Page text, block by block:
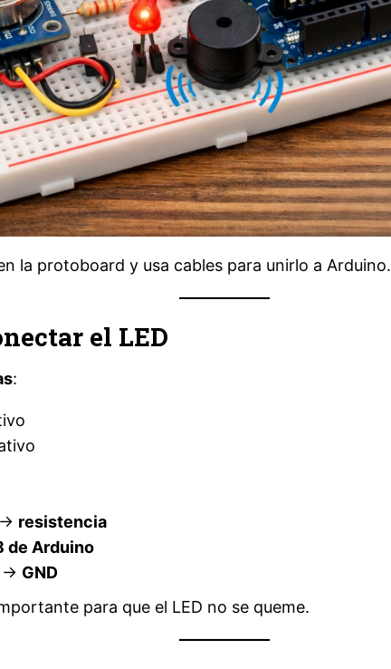
la protoboard y usa cables para unirlo a Arduino.
el LED
:
→ resistencia
de Arduino
→ GND
para que el LED no se queme.